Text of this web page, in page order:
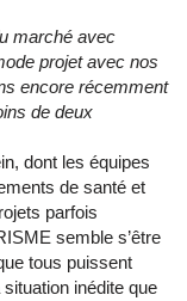
marché avec
projet avec nos
encore récemment
de deux
dont les équipes
de santé et
parfois
semble s’être
tous puissent
inédite que